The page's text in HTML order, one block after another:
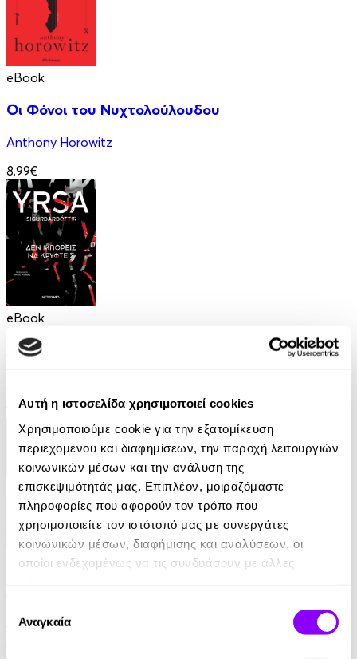
Αυτή η ιστοσελίδα χρησιμοποιεί cookies
Χρησιμοποιούμε cookie για την εξατομίκευση
περιεχομένου και διαφημίσεων, την παροχή λειτουργιών
κοινωνικών μέσων και την ανάλυση της
επισκεψιμότητάς μας. Επιπλέον, μοιραζόμαστε
πληροφορίες που αφορούν τον τρόπο που
χρησιμοποιείτε τον ιστότοπό μας με συνεργάτες
κοινωνικών μέσων, διαφήμισης και αναλύσεων, οι
οποίοι ενδεχομένως να τις συνδυάσουν με άλλες
των υπηρεσιών τους.
συγκατάθεσης
Αναγκαία
eBook
Οι Φόνοι του Νυχτολούλουδου
Anthony Horowitz
8.99€
eBook
Δεν μπορείς να κρυφτείς
12.99€
eBook
Jane Harper